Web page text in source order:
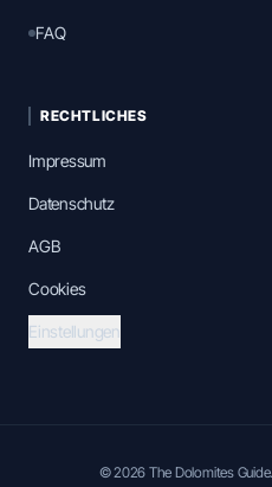
FAQ
RECHTLICHES
Impressum
Datenschutz
AGB
Cookies
Einstellungen
© 2026 The Dolomites